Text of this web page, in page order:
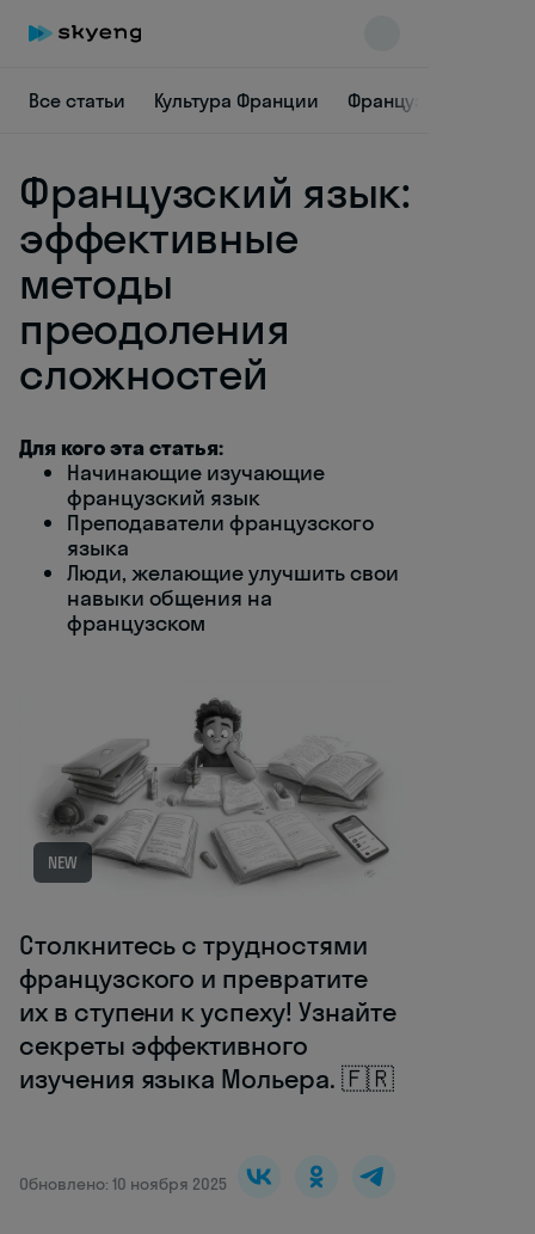
Все статьи Культура Франции Французская
Французский язык:
эффективные
методы
преодоления
сложностей
Для кого эта статья:
Начинающие изучающие
французский язык
Преподаватели французского
языка
Люди, желающие улучшить свои
навыки общения на
французском
NEW
Столкнитесь с трудностями
французского и превратите
их в ступени к успеху! Узнайте
секреты эффективного
изучения языка Мольера. 🇫🇷
Обновлено: 10 ноября 2025
Skyeng Chat
online